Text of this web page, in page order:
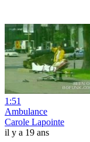
1:51
Ambulance
Carole Lapointe
il y a 19 ans